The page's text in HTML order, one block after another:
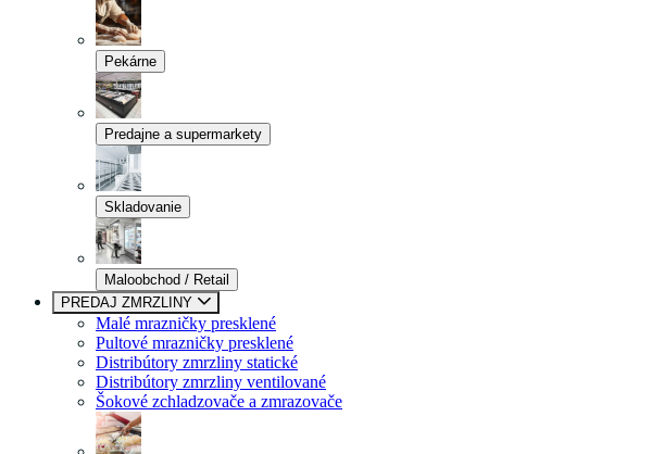
Pekárne
Predajne a supermarkety
Skladovanie
Maloobchod / Retail
PREDAJ ZMRZLINY
Malé mrazničky presklené
Pultové mrazničky presklené
Distribútory zmrzliny statické
Distribútory zmrzliny ventilované
Šokové zchladzovače a zmrazovače